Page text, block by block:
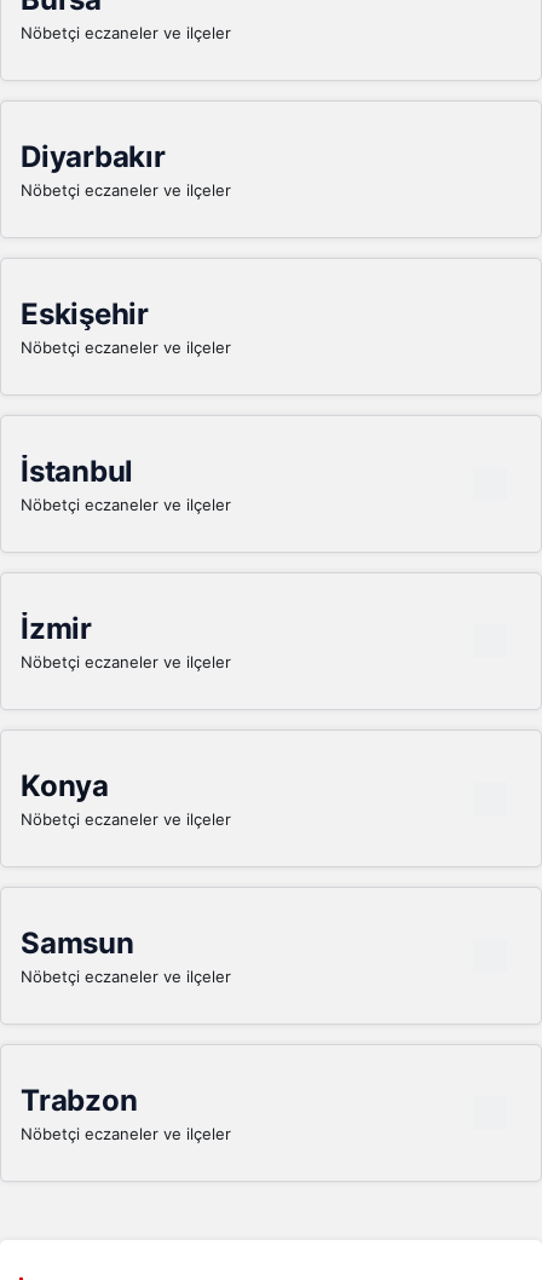
Nöbetçi eczaneler ve ilçeler
Diyarbakır
Nöbetçi eczaneler ve ilçeler
Eskişehir
Nöbetçi eczaneler ve ilçeler
İstanbul
Nöbetçi eczaneler ve ilçeler
İzmir
Nöbetçi eczaneler ve ilçeler
Konya
Nöbetçi eczaneler ve ilçeler
Samsun
Nöbetçi eczaneler ve ilçeler
Trabzon
Nöbetçi eczaneler ve ilçeler